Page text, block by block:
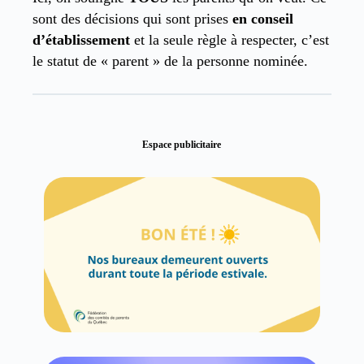
sont des décisions qui sont prisesen conseil
d’établissement et la seule règle à respecter, c’est
le statut de « parent » de la personne nominée.
Espace publicitaire